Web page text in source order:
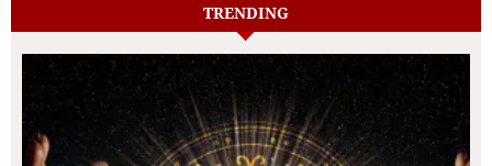
TRENDING